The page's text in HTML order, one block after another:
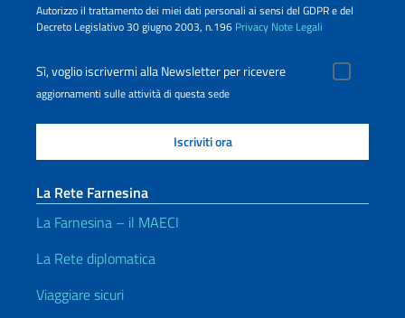
Autorizzo il trattamento dei miei dati personali ai sensi del GDPR e del
Decreto Legislativo 30 giugno 2003, n.196 Privacy Note Legali
Sì, voglio iscrivermi alla Newsletter per ricevere
aggiornamenti sulle attività di questa sede
La Rete Farnesina
La Farnesina – il MAECI
La Rete diplomatica
Viaggiare sicuri